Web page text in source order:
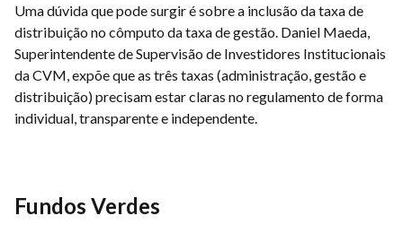
Uma dúvida que pode surgir é sobre a inclusão da taxa de
distribuição no cômputo da taxa de gestão. Daniel Maeda,
Superintendente de Supervisão de Investidores Institucionais
da CVM, expõe que as três taxas (administração, gestão e
distribuição) precisam estar claras no regulamento de forma
individual, transparente e independente.
Fundos Verdes